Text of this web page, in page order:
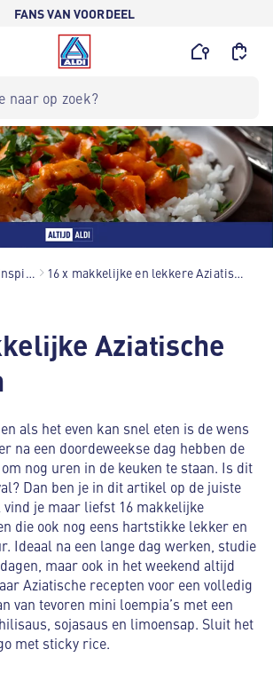
FANS VAN VOORDEEL
Inspiratie 16 x makkelijke en lekkere Aziatische recepten
Aziatische
als het even kan snel eten is de wens
na een doordeweekse dag hebben de
nog uren in de keuken te staan. Is dit
Dan ben je in dit artikel op de juiste
je maar liefst 16 makkelijke
die ook nog eens hartstikke lekker en
Ideaal na een lange dag werken, studie
maar ook in het weekend altijd
Aziatische recepten voor een volledig
van tevoren mini loempia’s met een
sojasaus en limoensap. Sluit het
met sticky rice.